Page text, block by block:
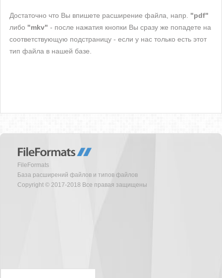
Достаточно что Вы впишете расширение файла, напр. "pdf"
либо "mkv" - после нажатия кнопки Вы сразу же попадете на
соответствующую подстраницу - если у нас только есть этот
тип файла в нашей базе.
FileFormats
База расширений файлов и типов файлов
Copyright © 2017-2018 Все правая защищены